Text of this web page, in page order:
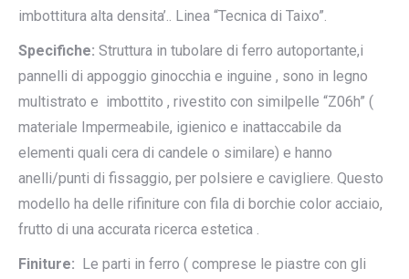
imbottitura alta densita’.. Linea “Tecnica di Taixo”.
Specifiche: Struttura in tubolare di ferro autoportante,i
pannelli di appoggio ginocchia e inguine , sono in legno
multistrato e imbottito , rivestito con similpelle “Z06h” (
materiale Impermeabile, igienico e inattaccabile da
elementi quali cera di candele o similare) e hanno
anelli/punti di fissaggio, per polsiere e cavigliere. Questo
modello ha delle rifiniture con fila di borchie color acciaio,
frutto di una accurata ricerca estetica .
Finiture: Le parti in ferro ( comprese le piastre con gli